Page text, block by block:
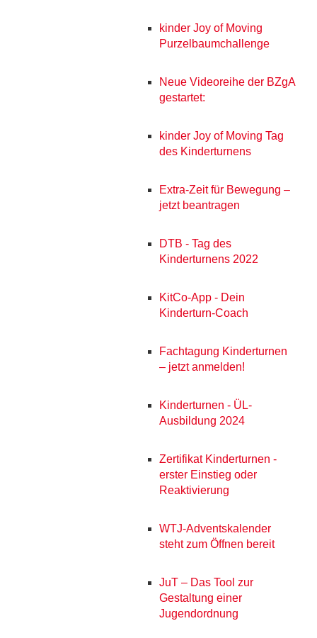
kinder Joy of Moving
Purzelbaumchallenge
Neue Videoreihe der BZgA
gestartet:
kinder Joy of Moving Tag
des Kinderturnens
Extra-Zeit für Bewegung –
jetzt beantragen
DTB - Tag des
Kinderturnens 2022
KitCo-App - Dein
Kinderturn-Coach
Fachtagung Kinderturnen
– jetzt anmelden!
Kinderturnen - ÜL-
Ausbildung 2024
Zertifikat Kinderturnen -
erster Einstieg oder
Reaktivierung
WTJ-Adventskalender
steht zum Öffnen bereit
JuT – Das Tool zur
Gestaltung einer
Jugendordnung